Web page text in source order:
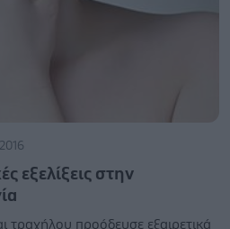
εξελίξεις στην
τραχήλου προόδευσε εξαιρετικά